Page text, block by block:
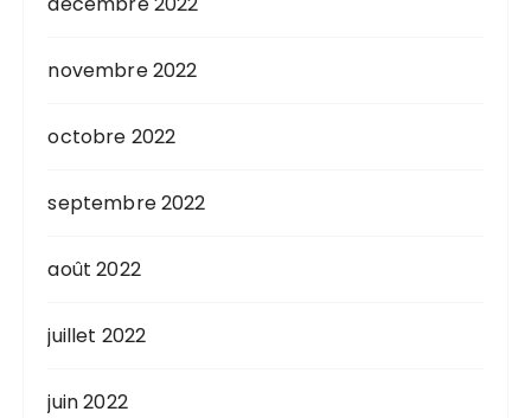
novembre 2022
octobre 2022
septembre 2022
août 2022
juillet 2022
juin 2022